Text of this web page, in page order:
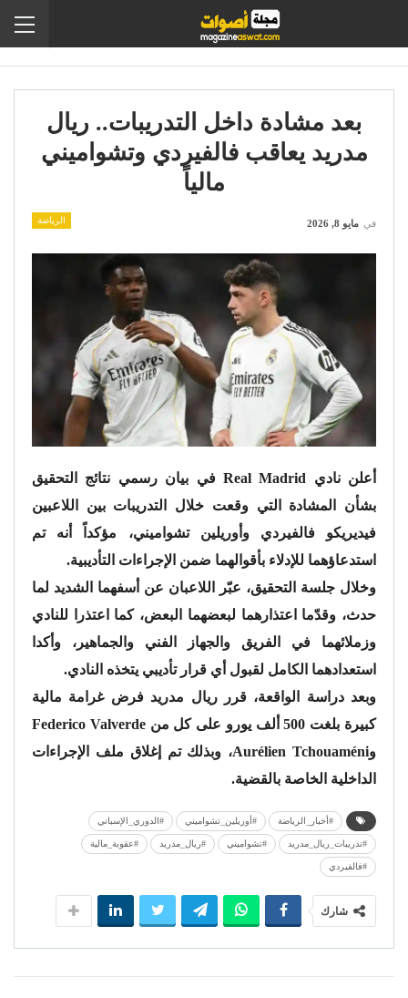
بعد مشادة داخل التدريبات.. ريال
مدريد يعاقب فالفيردي وتشواميني
مالياً
الرياضة في مايو 8, 2026
أعلن نادي Real Madrid في بيان رسمي نتائج التحقيق
بشأن المشادة التي وقعت خلال التدريبات بين اللاعبين
فيديريكو فالفيردي وأوريلين تشواميني، مؤكداً أنه تم
استدعاؤهما للإدلاء بأقوالهما ضمن الإجراءات التأديبية.
وخلال جلسة التحقيق، عبّر اللاعبان عن أسفهما الشديد لما
حدث، وقدّما اعتذارهما لبعضهما البعض، كما اعتذرا للنادي
وزملائهما في الفريق والجهاز الفني والجماهير، وأكدا
استعدادهما الكامل لقبول أي قرار تأديبي يتخذه النادي.
وبعد دراسة الواقعة، قرر ريال مدريد فرض غرامة مالية
كبيرة بلغت 500 ألف يورو على كل من Federico Valverde
وAurélien Tchouaméni، وبذلك تم إغلاق ملف الإجراءات
الداخلية الخاصة بالقضية.
#أخبار_الرياضة #أوريلين_تشواميني #الدوري_الإسباني
#تدريبات_ريال_مدريد #تشواميني #ريال_مدريد #عقوبة_مالية
#فالفيردي
شارك